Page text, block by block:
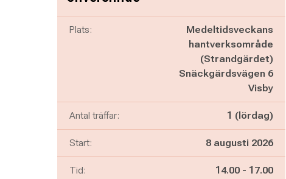
Plats:
Medeltidsveckans
hantverksområde
(Strandgärdet)
Snäckgärdsvägen 6
Visby
Antal träffar: 1 (lördag)
Start: 8 augusti 2026
Tid: Pågår mellan
14.00 - och
17.00